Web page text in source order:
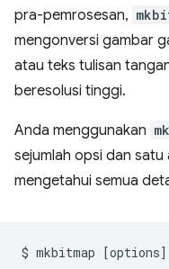
pra-pemrosesan,
mengonversi gambar
atau teks tulisan
beresolusi tinggi.
Anda menggunakan
sejumlah opsi dan
mengetahui semua
$ mkbitmap [options]